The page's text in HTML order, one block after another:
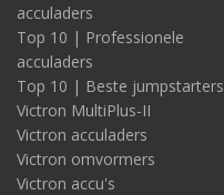
acculaders
Top 10 | Professionele
acculaders
Top 10 | Beste jumpstarters
Victron MultiPlus-II
Victron acculaders
Victron omvormers
Victron accu's